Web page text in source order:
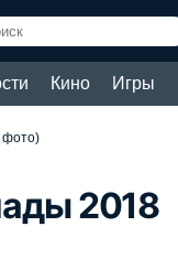
Кино Игры
фото)
2018